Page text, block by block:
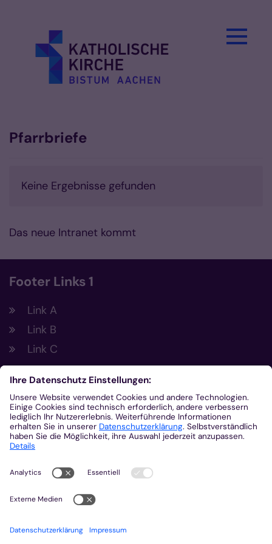
Pfarrbriefe
Keine Ergebnisse gefunden
Das neue Intranet kommt
Footer Links 1
Link A
Link B
Link C
Footer Links 2
Link A
Link B
Link C
Kontakt
Gemeinsam.Vernetzt.Digital
Domplatz